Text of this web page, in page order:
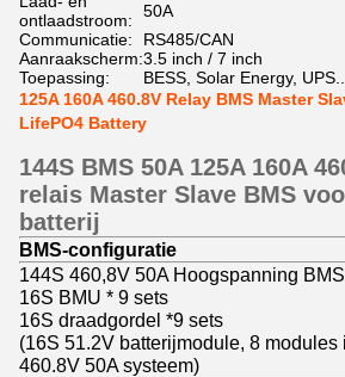
ontlaadstroom:
50A
Communicatie:
RS485/CAN
Aanraakscherm:3.5 inch / 7 inch
Toepassing:
BESS, Solar Energy, UPS...
125A 160A 460.8V Relay BMS Master
LifePO4 Battery
144S BMS 50A 125A 160A
relais Master Slave BMS
batterij
BMS-configuratie
144S 460,8V 50A Hoogspanning
16S BMU * 9 sets
16S draadgordel *9 sets
(16S 51.2V batterijmodule, 8 modules
460.8V 50A systeem)